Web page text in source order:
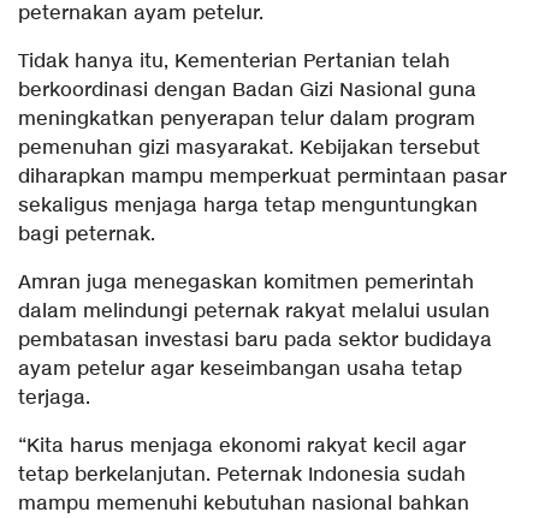
peternakan ayam petelur.
Tidak hanya itu, Kementerian Pertanian telah
berkoordinasi dengan Badan Gizi Nasional guna
meningkatkan penyerapan telur dalam program
pemenuhan gizi masyarakat. Kebijakan tersebut
diharapkan mampu memperkuat permintaan pasar
sekaligus menjaga harga tetap menguntungkan
bagi peternak.
Amran juga menegaskan komitmen pemerintah
dalam melindungi peternak rakyat melalui usulan
pembatasan investasi baru pada sektor budidaya
ayam petelur agar keseimbangan usaha tetap
terjaga.
“Kita harus menjaga ekonomi rakyat kecil agar
tetap berkelanjutan. Peternak Indonesia sudah
mampu memenuhi kebutuhan nasional bahkan